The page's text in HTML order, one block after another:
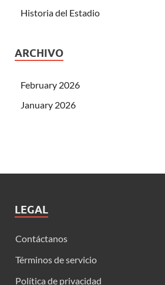
Historia del Estadio
ARCHIVO
February 2026
January 2026
LEGAL
Contáctanos
Términos de servicio
Política de privacidad